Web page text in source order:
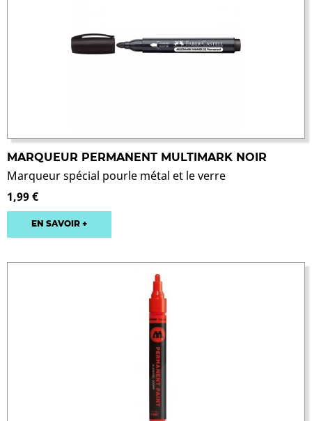
MARQUEUR PERMANENT MULTIMARK NOIR
Marqueur spécial pourle métal et le verre
1,99 €
EN SAVOIR +